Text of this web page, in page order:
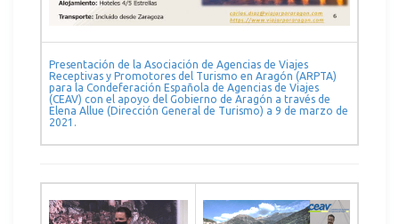
Presentación de la Asociación de Agencias de Viajes
Receptivas y Promotores del Turismo en Aragón (ARPTA)
para la Condeferación Española de Agencias de Viajes
(CEAV) con el apoyo del Gobierno de Aragón a través de
Elena Allue (Dirección General de Turismo) a 9 de marzo de
2021.